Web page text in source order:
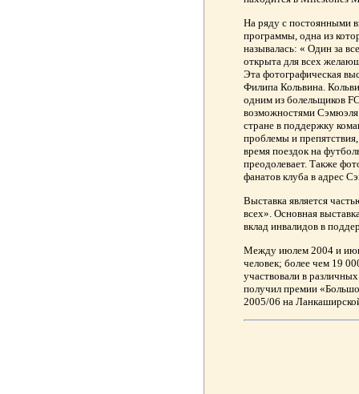
На ряду с постоянными
программы, одна из
называлась: « Один за
открыта для всех
Эта фотографическая
Филипа Кольвина.
одним из болельщиков
возможностями Сэмюэля
стране в поддержку
проблемы и
время поездок на
преодолевает. Также
фанатов клуба в адрес
Выставка является
всех». Основная
вклад инвалидов в
Между июлем 2004 и
человек; более чем 19
участвовали в
получил премии
2005/06 на